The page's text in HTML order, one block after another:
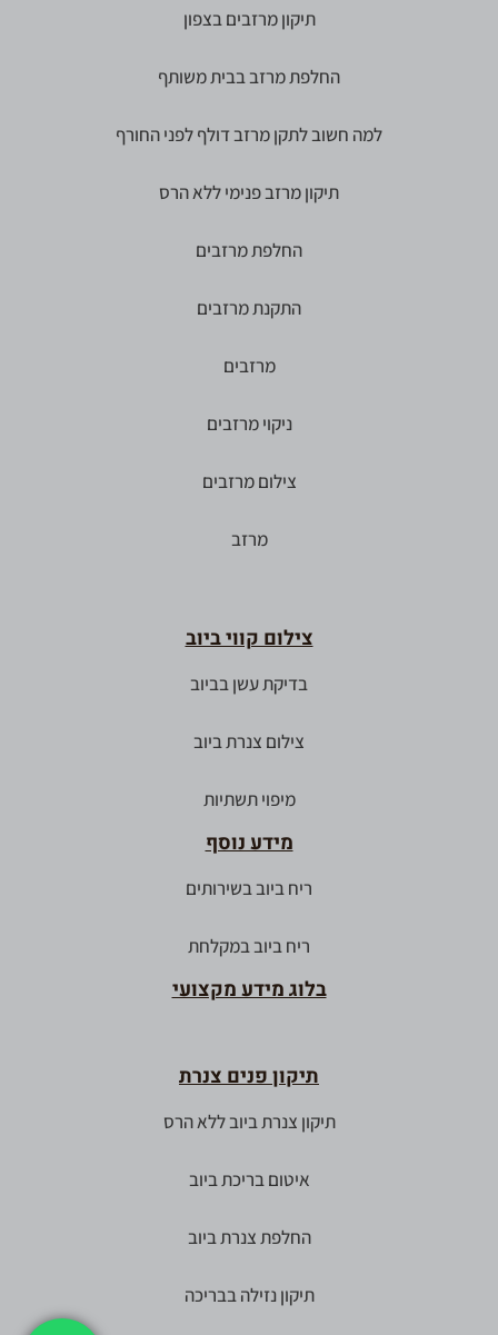
תיקון מרזבים בצפון
החלפת מרזב בבית משותף
למה חשוב לתקן מרזב דולף לפני החורף
תיקון מרזב פנימי ללא הרס
החלפת מרזבים
התקנת מרזבים
מרזבים
ניקוי מרזבים
צילום מרזבים
מרזב
צילום קווי ביוב
בדיקת עשן בביוב
צילום צנרת ביוב
מיפוי תשתיות
מידע נוסף
ריח ביוב בשירותים
ריח ביוב במקלחת
בלוג מידע מקצועי
תיקון פנים צנרת
תיקון צנרת ביוב ללא הרס
איטום בריכת ביוב
החלפת צנרת ביוב
תיקון נזילה בבריכה